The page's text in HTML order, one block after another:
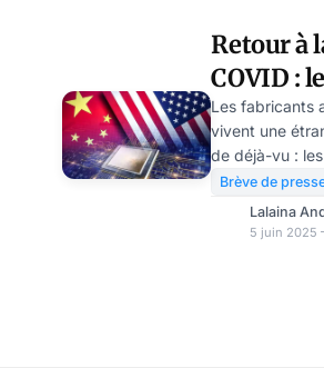
Retour à
COVID :
Les fabricants
vivent une
de déjà-vu :
tendent à
cause d’un
Brève de
Lalaina
5 juin 2025